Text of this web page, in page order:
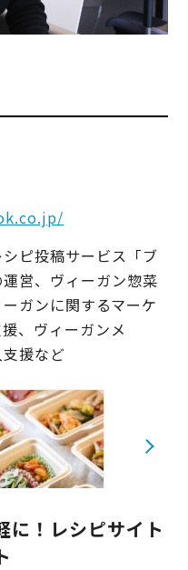
ピ投稿サービス「ブ
営、ヴィーガン惣菜
ガンに関するマーケ
、ヴィーガンメ
援など
に！レシピサイト